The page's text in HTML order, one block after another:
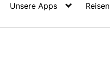
Unsere Apps Reisen